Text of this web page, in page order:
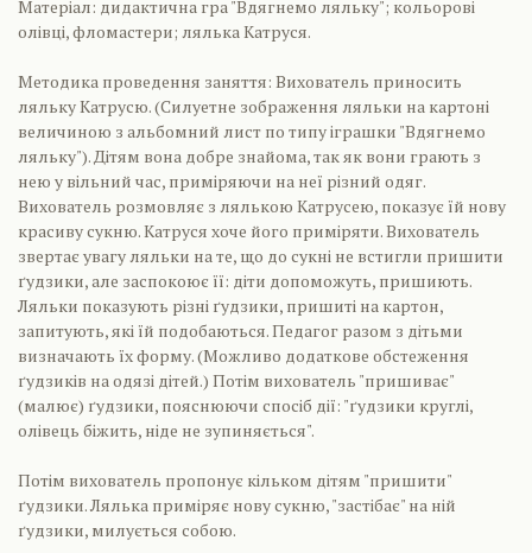
Матеріал: дидактична гра "Вдягнемо ляльку"; кольорові
олівці, фломастери; лялька Катруся.
Методика проведення заняття: Вихователь приносить
ляльку Катрусю. (Силуетне зображення ляльки на картоні
величиною з альбомний лист по типу іграшки "Вдягнемо
ляльку"). Дітям вона добре знайома, так як вони грають з
нею у вільний час, приміряючи на неї різний одяг.
Вихователь розмовляє з лялькою Катрусею, показує їй нову
красиву сукню. Катруся хоче його приміряти. Вихователь
звертає увагу ляльки на те, що до сукні не встигли пришити
ґудзики, але заспокоює її: діти допоможуть, пришиють.
Ляльки показують різні ґудзики, пришиті на картон,
запитують, які їй подобаються. Педагог разом з дітьми
визначають їх форму. (Можливо додаткове обстеження
ґудзиків на одязі дітей.) Потім вихователь "пришиває"
(малює) ґудзики, пояснюючи спосіб дії: "ґудзики круглі,
олівець біжить, ніде не зупиняється".
Потім вихователь пропонує кільком дітям "пришити"
ґудзики. Лялька приміряє нову сукню, "застібає" на ній
ґудзики, милується собою.